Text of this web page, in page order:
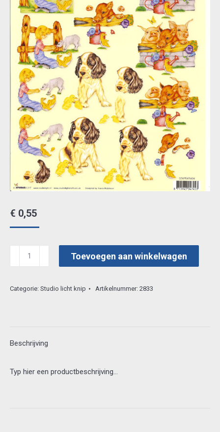
€ 0,55
studiolight
stap
04
Toevoegen aan winkelwagen
Categorie: Studio licht knip Artikelnummer: 2833
Beschrijving
Typ hier een productbeschrijving…